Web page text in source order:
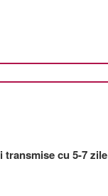
transmise cu 5-7 zile